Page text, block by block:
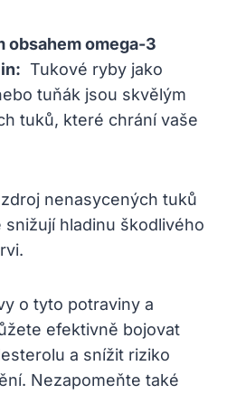
obsahem omega-3
‌ Tukové‍ ryby⁢ jako
tuňák jsou skvělým⁤
tuků, které chrání vaše
nenasycených tuků
snižují⁣ hladinu škodlivého
o tyto potraviny a
efektivně bojovat
a snížit riziko
Nezapomeňte‌ také